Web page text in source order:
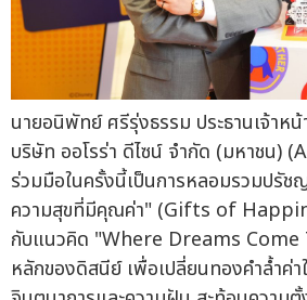
นายอนิพัทย์ ศรีรุ่งธรรม ประธานเจ้าห
บริษัท ออโรร่า ดีไซน์ จำกัด (มหาชน)
ร่วมมือในครั้งนี้เป็นการหลอมรวมปรั
ความสุขที่มีคุณค่า" (Gifts of
กับแนวคิด "Where Dreams Come
หลักของดิสนีย์ เพื่อเปลี่ยนทองคำล้ำค่